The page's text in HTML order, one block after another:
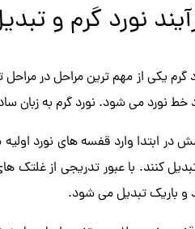
نورد گرم و
گرم یکی از مهم ترین مراحل در
خط نورد می شود. نورد گرم به زبان
در ابتدا وارد قفسه های نورد
کنند. با عبور تدریجی از
و باریک تبدیل می شود.